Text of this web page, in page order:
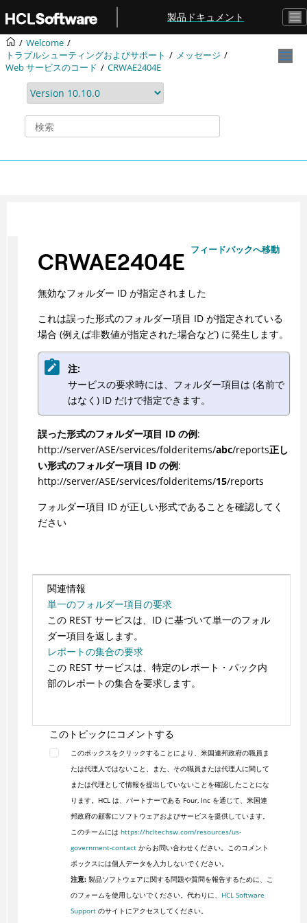
メインコンテンツにジャンプ
製品ドキュメント
Welcome
トラブルシューティングおよびサポート
メッセージ
Web サービスのコード
CRWAE2404E
フィードバックへ移動
CRWAE2404E
無効なフォルダー ID が指定されました
これは誤った形式のフォルダー項目 ID が指定されている
場合 (例えば非数値が指定された場合など) に発生します。
注:
サービスの要求時には、フォルダー項目は (名前で
はなく) ID だけで指定できます。
誤った形式のフォルダー項目 ID の例:
http://server/ASE/services/folderitems/abc/reports正し
い形式のフォルダー項目 ID の例:
http://server/ASE/services/folderitems/15/reports
フォルダー項目 ID が正しい形式であることを確認してく
ださい
関連情報
単一のフォルダー項目の要求
この REST サービスは、ID に基づいて単一のフォル
ダー項目を返します。
レポートの集合の要求
この REST サービスは、特定のレポート・パック内
部のレポートの集合を要求します。
このトピックにコメントする
このボックスをクリックすることにより、米国連邦政府の職員ま
たは代理人ではないこと、また、その職員または代理人に関して
または代理として情報を提出していないことを確認したことにな
ります。HCL は、パートナーである Four, Inc を通じて、米国連
邦政府の顧客にソフトウェアおよびサービスを提供しています。
このチームには https://hcltechsw.com/resources/us-
government-contactからお問い合わせください。このコメント
ボックスには個人データを入力しないでください。
注意:製品ソフトウェアに関する問題や質問を報告するために、こ
のフォームを使用しないでください。代わりに、 HCL Software
Supportのサイトにアクセスしてください。